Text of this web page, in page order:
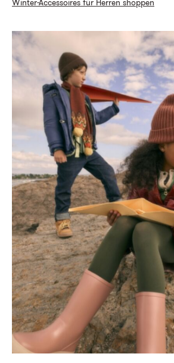
Winter-Accessoires für Herren shoppen